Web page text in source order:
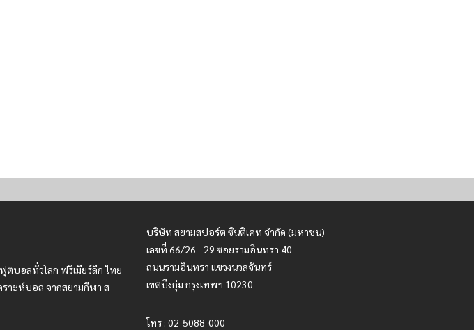
บอลทั่วโลก ฟรีเมียร์ลีก ไทย
าะห์บอล จากสยามกีฬา ส
บริษัท สยามสปอร์ต ซินติเคท จำกัด (มหาชน)
เลขที่ 66/26 - 29 ซอยรามอินทรา 40
ถนนรามอินทรา แขวงนวลจันทร์
เขตบึงกุ่ม กรุงเทพฯ 10230
โทร : 02-5088-000